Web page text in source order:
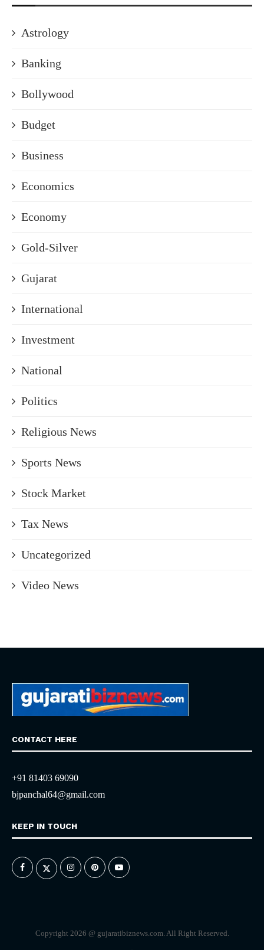
Astrology
Banking
Bollywood
Budget
Business
Economics
Economy
Gold-Silver
Gujarat
International
Investment
National
Politics
Religious News
Sports News
Stock Market
Tax News
Uncategorized
Video News
CONTACT HERE
+91 81403 69090
bjpanchal64@gmail.com
KEEP IN TOUCH
Copyright 2026 @ gujaratibiznews.com. All Right Reserved.